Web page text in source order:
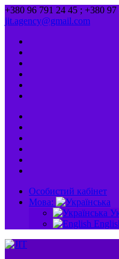
+380 96 791 24 45 ; +380
jit.agency@gmail.com
Особистий кабінет
Мова: